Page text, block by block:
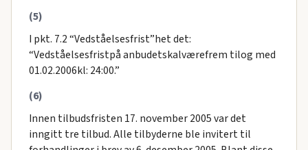
(5)
I pkt. 7.2 “Vedståelsesfrist”het det:
“Vedståelsesfristpå anbudetskalværefrem tilog med
01.02.2006kl: 24:00.”
(6)
Innen tilbudsfristen 17. november 2005 var det
inngitt tre tilbud. Alle tilbyderne ble invitert til